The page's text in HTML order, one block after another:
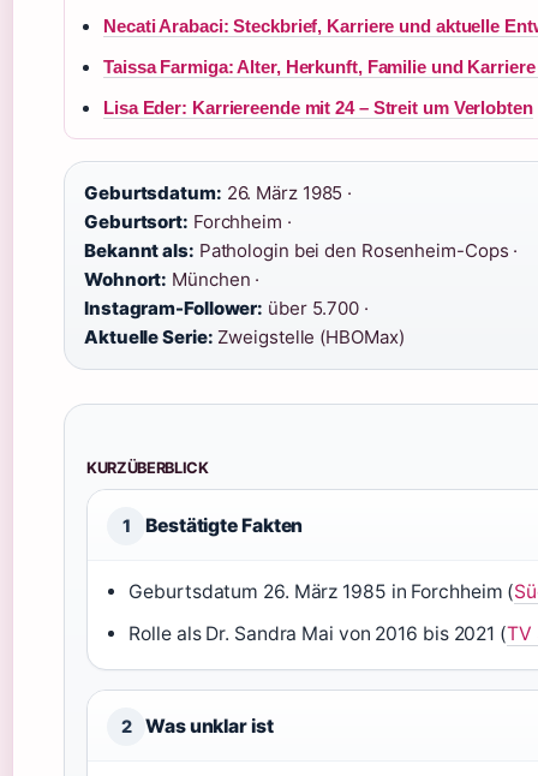
Necati Arabaci: Steckbrief, Karriere und aktuelle
Taissa Farmiga: Alter, Herkunft, Familie und
Lisa Eder: Karriereende mit 24 – Streit um Verlobten
Geburtsdatum: 26. März 1985 ·
Geburtsort: Forchheim ·
Bekannt als: Pathologin bei den Rosenheim-Cops ·
Wohnort: München ·
Instagram-Follower: über 5.700 ·
Aktuelle Serie: Zweigstelle (HBOMax)
KURZÜBERBLICK
1 Bestätigte Fakten
Geburtsdatum 26. März 1985 in Forchheim (
Rolle als Dr. Sandra Mai von 2016 bis 2021 (TV
2 Was unklar ist